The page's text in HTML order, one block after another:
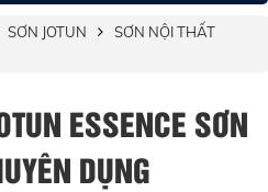
SƠN JOTUN
SƠN NỘI THẤT
ESSENCE SƠN
DỤNG